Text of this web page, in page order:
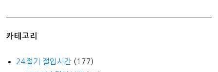
카테고리
24절기 절입시간 (177)